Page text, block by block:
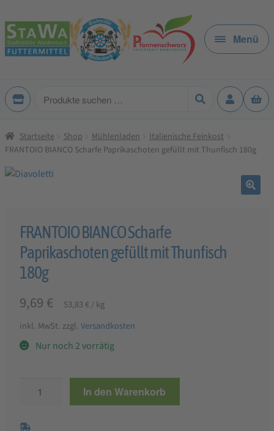
Zur
Navigation
springen
Zum
Inhalt
springen
Menü
Produkte
Startseite Shop Mühlenladen
Italienische Feinkost
FRANTOIO BIANCO Scharfe Paprikaschoten gefüllt mit Thunfisch 180g
FRANTOIO BIANCO Scharfe
Paprikaschoten gefüllt mit Thunfisch
180g
9,69 € 53,83 €/kg
inkl. MwSt. zzgl. Versandkosten
Nur noch 2 vorrätig
BIANCO
In den Warenkorb